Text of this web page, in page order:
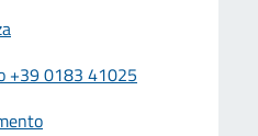
+39 0183 41025